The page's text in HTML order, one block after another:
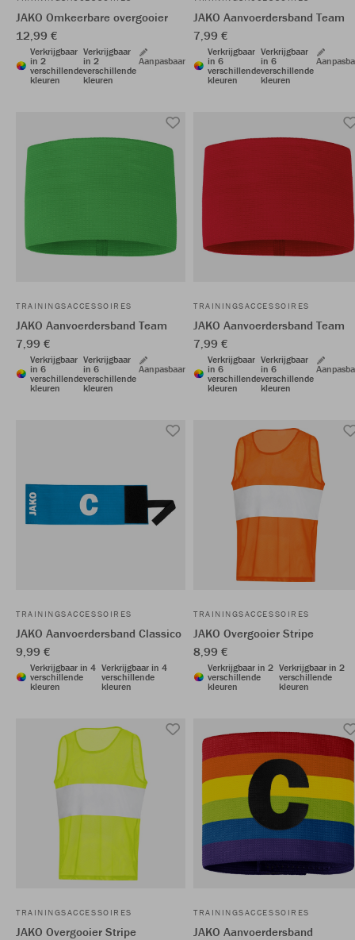
JAKO Omkeerbare overgooier
12,99 €
Verkrijgbaar
in 2
verschillende
kleuren
Verkrijgbaar
in 2
verschillende
kleuren
Aanpasbaar
JAKO Aanvoerdersband Team
7,99 €
Verkrijgbaar
in 6
verschillende
kleuren
Verkrijgbaar
in 6
verschillende
kleuren
TRAININGSACCESSOIRES
JAKO Aanvoerdersband Team
7,99 €
Verkrijgbaar
in 6
verschillende
kleuren
Verkrijgbaar
in 6
verschillende
kleuren
Aanpasbaar
TRAININGSACCESSOIRES
JAKO Aanvoerdersband Team
7,99 €
Verkrijgbaar
in 6
verschillende
kleuren
Verkrijgbaar
in 6
verschillende
kleuren
TRAININGSACCESSOIRES
JAKO Aanvoerdersband Classico
9,99 €
Verkrijgbaar in 4
verschillende
kleuren
Verkrijgbaar in 4
verschillende
kleuren
TRAININGSACCESSOIRES
JAKO Overgooier Stripe
8,99 €
Verkrijgbaar in 2
verschillende
kleuren
Verkrijgbaar in 2
verschillende
kleuren
TRAININGSACCESSOIRES
JAKO Overgooier Stripe
TRAININGSACCESSOIRES
JAKO Aanvoerdersband